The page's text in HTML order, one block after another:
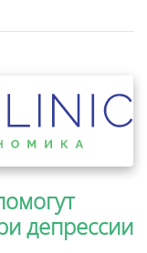
депрессии